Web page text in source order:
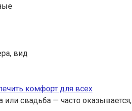
вид
комфорт для всех
свадьба — часто оказывается,